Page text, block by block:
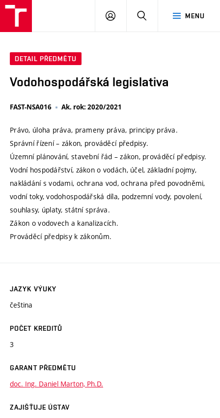
MENU
PŘIHLÁSIT
DETAIL PŘEDMĚTU
Vodohospodářská legislativa
FAST-NSA016 Ak. rok: 2020/2021
Právo, úloha práva, prameny práva, principy práva.
Správní řízení – zákon, prováděcí předpisy.
Územní plánování, stavební řád – zákon, prováděcí předpisy.
Vodní hospodářství, zákon o vodách, účel, základní pojmy,
nakládání s vodami, ochrana vod, ochrana před povodněmi,
vodní toky, vodohospodářská díla, podzemní vody, povolení,
souhlasy, úplaty, státní správa.
Zákon o vodovech a kanalizacích.
Prováděcí předpisy k zákonům.
JAZYK VÝUKY
čeština
POČET KREDITŮ
3
GARANT PŘEDMĚTU
doc. Ing. Daniel Marton, Ph.D.
ZAJIŠŤUJE ÚSTAV